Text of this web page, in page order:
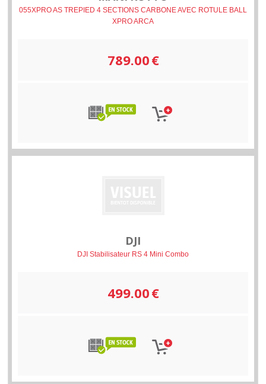
055XPRO AS TREPIED 4 SECTIONS CARBONE AVEC ROTULE BALL
XPRO ARCA
789.00€
DJI
DJI Stabilisateur RS 4 Mini Combo
499.00€